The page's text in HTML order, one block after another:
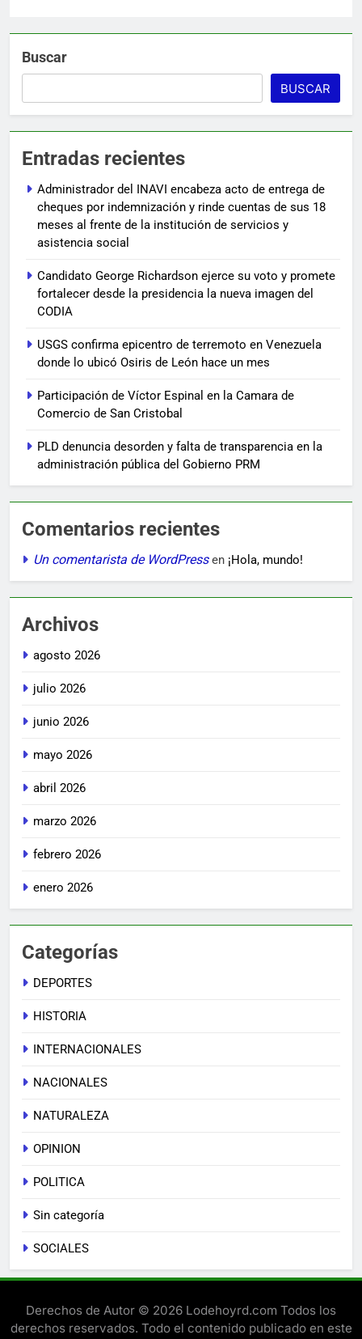
Buscar
BUSCAR
Entradas recientes
Administrador del INAVI encabeza acto de entrega de
cheques por indemnización y rinde cuentas de sus 18
meses al frente de la institución de servicios y
asistencia social
Candidato George Richardson ejerce su voto y promete
fortalecer desde la presidencia la nueva imagen del
CODIA
USGS confirma epicentro de terremoto en Venezuela
donde lo ubicó Osiris de León hace un mes
Participación de Víctor Espinal en la Camara de
Comercio de San Cristobal
PLD denuncia desorden y falta de transparencia en la
administración pública del Gobierno PRM
Comentarios recientes
Un comentarista de WordPressen ¡Hola, mundo!
Archivos
agosto 2026
julio 2026
junio 2026
mayo 2026
abril 2026
marzo 2026
febrero 2026
enero 2026
Categorías
DEPORTES
HISTORIA
INTERNACIONALES
NACIONALES
NATURALEZA
OPINION
POLITICA
Sin categoría
SOCIALES
Derechos de Autor © 2026 Lodehoyrd.com Todos los
derechos reservados. Todo el contenido publicado en este